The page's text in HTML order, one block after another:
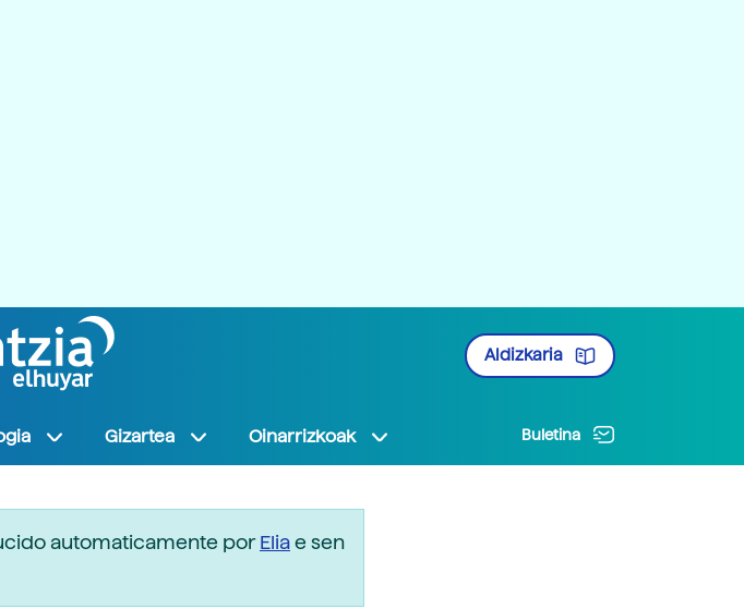
Aldizkaria
Gizartea Oinarrizkoak Buletina
automaticamente porEliae sen